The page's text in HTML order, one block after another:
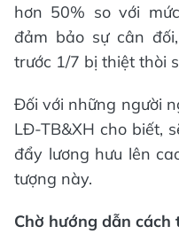
hơn 50% so với
đảm bảo sự cân
trước 1/7 bị thiệt thòi
Đối với những người
LĐ-TB&XH cho biết,
đẩy lương hưu lên
tượng này.
Chờ hướng dẫn